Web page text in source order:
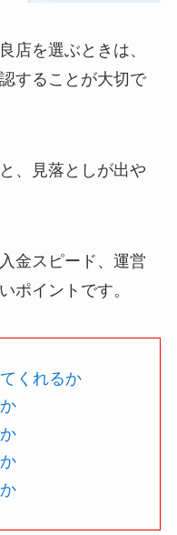
店を選ぶときは、
することが大切で
、見落としが出や
金スピード、運営
ポイントです。
くれるか